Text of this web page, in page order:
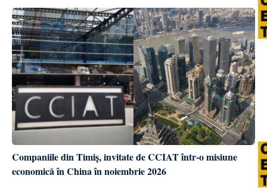
Companiile din Timiș, invitate de CCIAT într-o misiune
economică în China în noiembrie 2026